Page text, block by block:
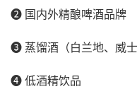
❷ 国内外精酿啤酒品牌
❸ 蒸馏酒（白兰地、威
❹ 低酒精饮品